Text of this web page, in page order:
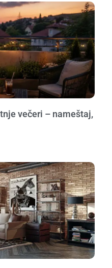
večeri – nameštaj,